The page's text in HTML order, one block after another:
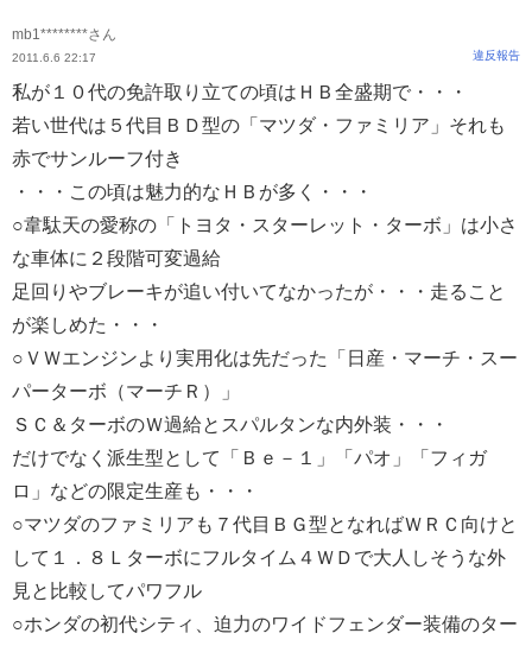
mb1********さん
2011.6.6 22:17 違反報告
私が１０代の免許取り立ての頃はＨＢ全盛期で・・・
若い世代は５代目ＢＤ型の「マツダ・ファミリア」それも
赤でサンルーフ付き
・・・この頃は魅力的なＨＢが多く・・・
○韋駄天の愛称の「トヨタ・スターレット・ターボ」は小さ
な車体に２段階可変過給
足回りやブレーキが追い付いてなかったが・・・走ること
が楽しめた・・・
○ＶＷエンジンより実用化は先だった「日産・マーチ・スー
パーターボ（マーチＲ）」
ＳＣ＆ターボのＷ過給とスパルタンな内外装・・・
だけでなく派生型として「Ｂｅ－１」「パオ」「フィガ
ロ」などの限定生産も・・・
○マツダのファミリアも７代目ＢＧ型となればＷＲＣ向けと
して１．８Ｌターボにフルタイム４ＷＤで大人しそうな外
見と比較してパワフル
○ホンダの初代シティ、迫力のワイドフェンダー装備のター